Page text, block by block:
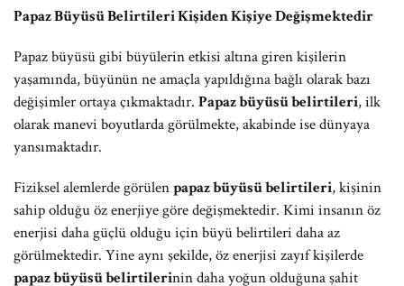
Papaz Büyüsü Belirtileri Kişiden Kişiye Değişmektedir
Papaz büyüsü gibi büyülerin etkisi altına giren kişilerin
yaşamında, büyünün ne amaçla yapıldığına bağlı olarak bazı
değişimler ortaya çıkmaktadır. Papaz büyüsü belirtileri, ilk
olarak manevi boyutlarda görülmekte, akabinde ise dünyaya
yansımaktadır.
Fiziksel alemlerde görülenpapaz büyüsü belirtileri, kişinin
sahip olduğu öz enerjiye göre değişmektedir. Kimi insanın öz
enerjisi daha güçlü olduğu için büyü belirtileri daha az
görülmektedir. Yine aynı şekilde, öz enerjisi zayıf kişilerde
papaz büyüsü belirtilerinin daha yoğun olduğuna şahit